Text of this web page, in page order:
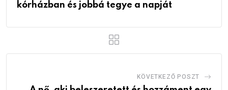
kórházban és jobbá tegye a napját
KÖVETKEZŐ POSZT